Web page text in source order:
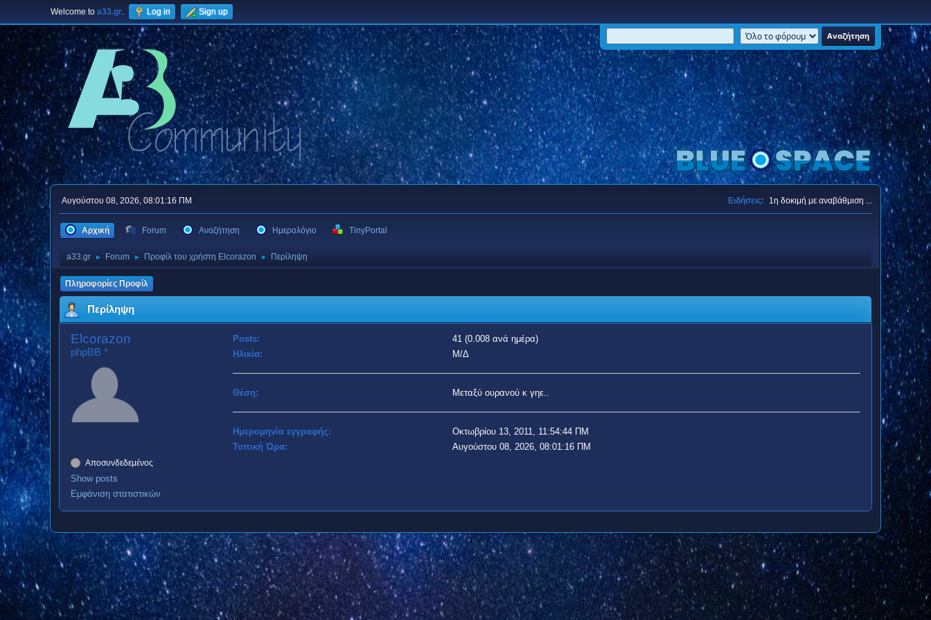
Welcome to a33.gr. Log in Sign up
Αυγούστου 08, 2026, 08:01:16 ΠΜ Ειδήσεις: 1η δοκιμή με αναβάθμιση ...
Αρχική Forum Αναζήτηση Ημερολόγιο TinyPortal
a33.gr ► Forum ► Προφίλ του χρήστη Elcorazon ► Περίληψη
Πληροφορίες Προφίλ
Περίληψη
Elcorazon
phpBB *
Αποσυνδεδεμένος
Show posts
Εμφάνιση στατιστικών
Posts:
41 (0.008 ανά ημέρα)
Ηλικία:
Μ/Δ
Θέση: Μεταξύ ουρανού κ γηε..
Ημερομηνία εγγραφής:
Οκτωβρίου 13, 2011, 11:54:44 ΠΜ
Τοπική Ώρα:
Αυγούστου 08, 2026, 08:01:16 ΠΜ